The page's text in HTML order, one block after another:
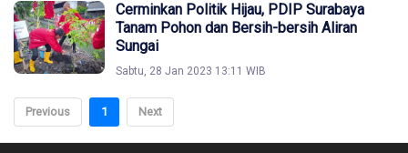
Cerminkan Politik Hijau, PDIP Surabaya
Tanam Pohon dan Bersih-bersih Aliran
Sungai
Sabtu, 28 Jan 2023 13:11 WIB
Previous 1 Next